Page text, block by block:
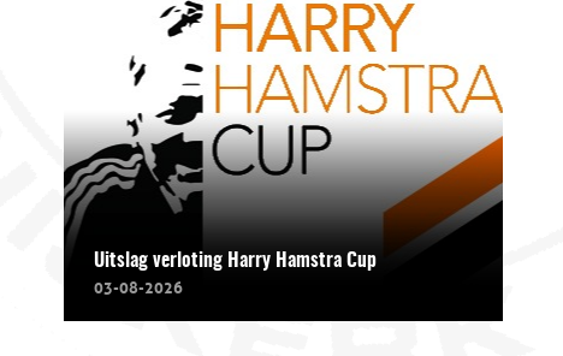
Uitslag verloting Harry Hamstra Cup
03-08-2026